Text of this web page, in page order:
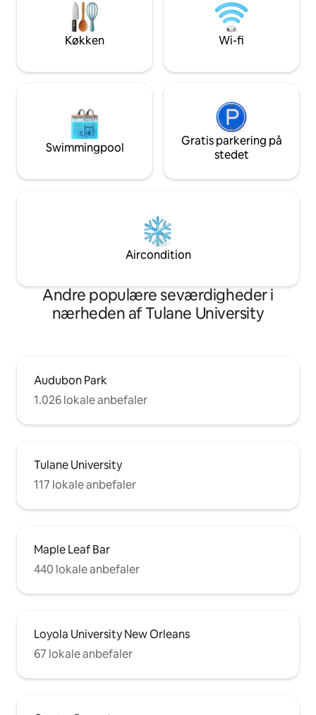
Loftshøjden når op på 13 fod.
Gæstehuset ligger bag på ejendommen.
Nabolaget er meget sikkert, og
hovedhuset og vil være tilgængelig for at
"shotgun"-hus og ligger i et af byens
mest eftertragtede nabolag. Et
byvandrerparadis, det er få skridt fra
Magazine Street med dens fantastiske
Magazine Street-bussen er tilgængelig
gang ned ad State Street. Nabolaget er
meget gang- og cykelvenligt. Se min
husmanual. Den har mange tips til at
navigere i huset og nabolaget. Der er
men ingen parkering uden for gaden.
oplysninger om
det passer godt.
sikkert område i
Køkken Wi-fi
Swimmingpool
Gratis parkering på
stedet
Aircondition
Andre populære seværdigheder i
nærheden af Tulane University
Audubon Park
1.026 lokale anbefaler
Tulane University
117 lokale anbefaler
Maple Leaf Bar
440 lokale anbefaler
Loyola University New Orleans
67 lokale anbefaler